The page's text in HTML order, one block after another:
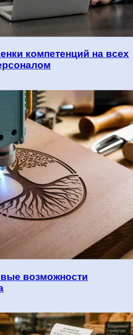
компетенций на всех
возможности